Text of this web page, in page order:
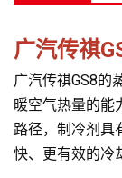
广汽传祺
广汽传祺GS8的
暖空气热量的能
路径，制冷剂具
快、更有效的冷